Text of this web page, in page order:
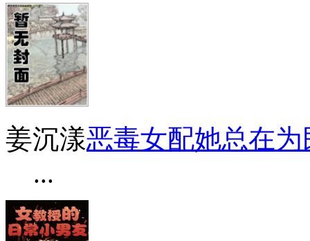
姜沉漾恶毒女配她总在
...